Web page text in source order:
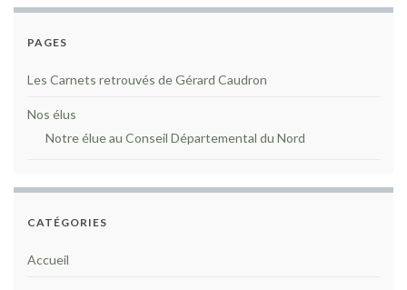
PAGES
Les Carnets retrouvés de Gérard Caudron
Nos élus
Notre élue au Conseil Départemental du Nord
CATÉGORIES
Accueil